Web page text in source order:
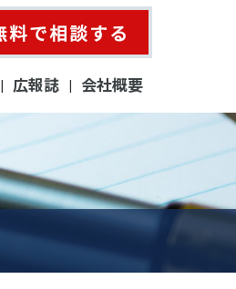
| 広報誌 | 会社概要